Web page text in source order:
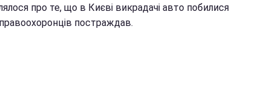
про те, що в Києві викрадачі авто побилися
постраждав.